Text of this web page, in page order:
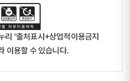
리 “출처표시+상업적이용금지
이용할 수 있습니다.